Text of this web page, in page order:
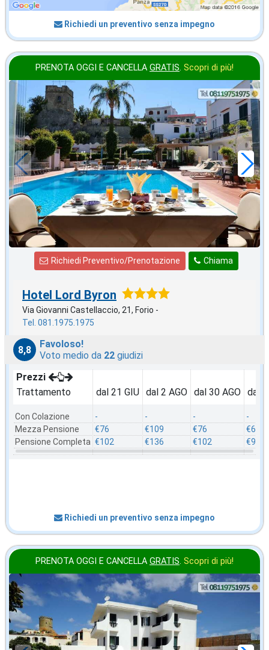
Richiedi un preventivo senza impegno
PRENOTA OGGI E CANCELLA GRATIS. Scopri di più!
agosto
in offerta da
€76,00
a notte
Chiama
Richiedi Preventivo/Prenotazione
Hotel Lord Byron
Via Giovanni Castellaccio, 21, Forio -
Tel. 081.1975.1975
8,8
Favoloso!
Voto medio da 22 giudizi
Prezzi
Trattamento
Con Colazione
Mezza Pensione
Pensione Completa
dal 21 GIU
-
€76
€102
dal 2 AGO
-
€109
€136
dal 30 AGO
-
€76
€102
dal
-
€69
€96
Richiedi un preventivo senza impegno
PRENOTA OGGI E CANCELLA GRATIS. Scopri di più!
agosto
in offerta da
€70,00